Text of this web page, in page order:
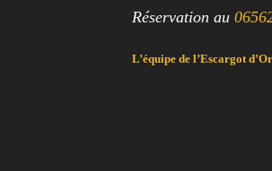
Réservation au
L’équipe de l’Escargot d’Or